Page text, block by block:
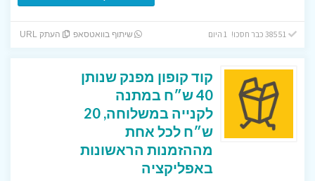
שיתוף בוואטסאפ העתק URL
קוד קופון מפנק שנותן
40 ש״ח במתנה
לקנייה במשלוחה, 20
ש״ח לכל אחת
מההזמנות הראשונות
באפליקציה